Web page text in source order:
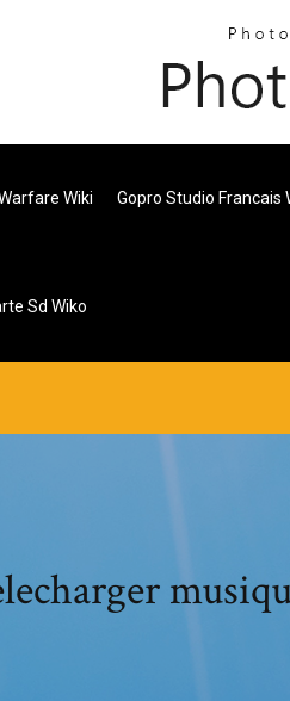
Wiki Gopro Studio Francais
Sd Wiko